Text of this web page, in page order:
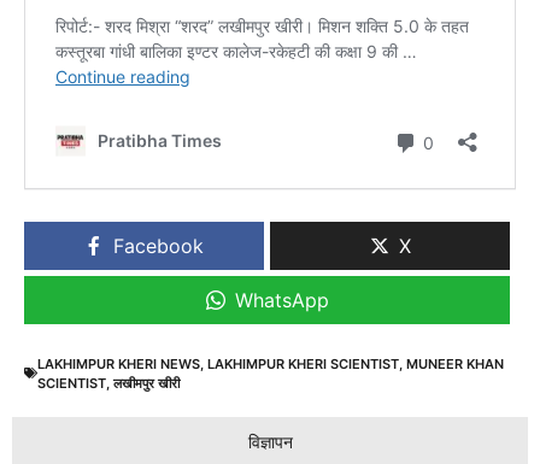
Facebook X
WhatsApp
LAKHIMPUR KHERI NEWS, LAKHIMPUR KHERI SCIENTIST, MUNEER KHAN
SCIENTIST,लखीमपुर खीरी
विज्ञापन